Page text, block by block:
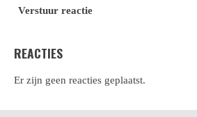
Verstuur reactie
REACTIES
Er zijn geen reacties geplaatst.